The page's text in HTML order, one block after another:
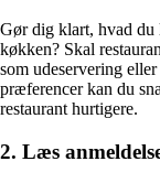
Gør dig klart, hvad du
køkken? Skal
som udeservering
præferencer kan du
restaurant hurtigere.
2. Læs